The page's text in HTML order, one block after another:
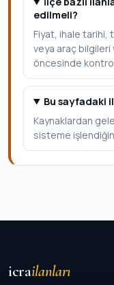
edilmeli?
Fiyat, ihale tarihi,
veya araç bilgileri
öncesinde
Bu sayfadaki
Kaynaklardan
sisteme
icrailanları